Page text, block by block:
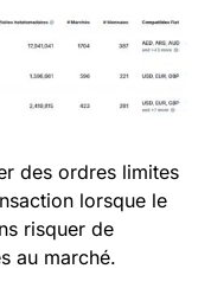
des ordres limites
lorsque le
risquer de
au marché.